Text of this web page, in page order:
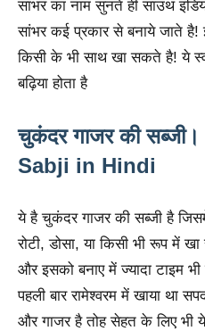
सांभर का नाम सुनते ही साउथ
सांभर कई प्रकार से बनाये जाते है!
किसी के भी साथ खा सकते है! ये
बढ़िया होता है
चुकंदर गाजर की
Sabji in Hindi
ये है चुकंदर गाजर की सब्जी है
रोटी, डोसा, या किसी भी रूप में
और इसको बनाए में ज्यादा टाइम
पहली बार रामेश्वरम में खाया
और गाजर है तोह सेहत के लिए भी